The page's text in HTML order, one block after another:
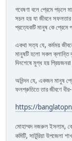
গবেষণা বলে প্রেমে পড়লে
সচল হয় যা জীবনে
প্রত্যেকটি মানুষ কে প্রেমে
একথা সত্য যে, কর্মময়
মানুষটি হলো সকল ক্লান্তি
দিনশেষে মুগ্ধ হয়
অনিন্দন যে, একজন মানুষ
ফলশ্রুতিতে তার জীবণে
https://
মোহাম্মদ নজরুল ইসলাম,
কমিটি, সাটুরিয়া উপজেলা